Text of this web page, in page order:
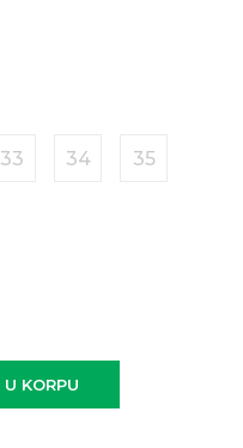
33 34 35
KORPU